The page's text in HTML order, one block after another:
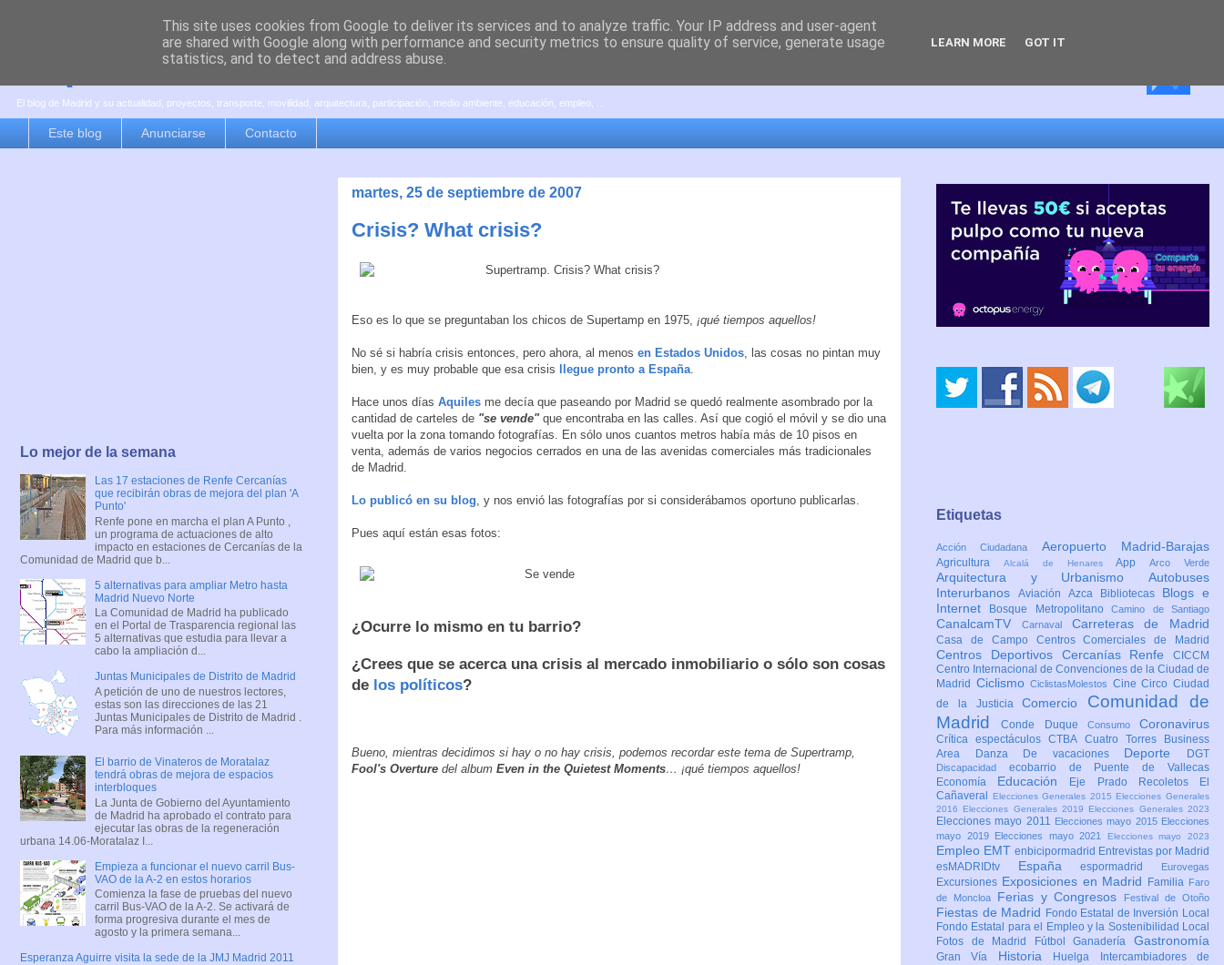
es por madrid
El blog de Madrid y su actualidad, proyectos, transporte, movilidad, arquitectura, participación, medio ambiente, educación, empleo, ...
Este blog Anunciarse Contacto
martes, 25 de septiembre de 2007
Crisis? What crisis?
Eso es lo que se preguntaban los chicos de Supertamp en 1975, ¡qué tiempos aquellos!
No sé si habría crisis entonces, pero ahora, al menos en Estados Unidos , las cosas no pintan muy
bien, y es muy probable que esa crisis
llegue pronto a España
Hace unos días Aquiles me decía que paseando por Madrid se quedó realmente asombrado por la
cantidad de carteles de "se vende"que encontraba en las calles. Así que cogió el móvil y se dio una
vuelta por la zona tomando fotografías. En sólo unos cuantos metros había más de 10 pisos en
venta, además de varios negocios cerrados en una de las avenidas comerciales más tradicionales
de Madrid.
Lo publicó en su blog , y nos envió las fotografías por si considerábamos oportuno publicarlas.
Pues aquí están esas fotos:
¿Ocurre lo mismo en tu barrio?
¿Crees que se acerca una crisis al mercado inmobiliario o sólo son cosas
de los políticos?
Bueno, mientras decidimos si hay o no hay crisis, podemos recordar este tema de Supertramp,
Fool's Overture del album Even in the Quietest Moments… ¡qué tiempos aquellos!
Lo mejor de la semana
Las 17 estaciones de Renfe Cercanías
que recibirán obras de mejora del plan 'A
Punto'
Renfe pone en marcha el plan A Punto ,
un programa de actuaciones de alto
impacto en estaciones de Cercanías de la
Comunidad de Madrid que b...
5 alternativas para ampliar Metro hasta
Madrid Nuevo Norte
La Comunidad de Madrid ha publicado
en el Portal de Trasparencia regional las
5 alternativas que estudia para llevar a
cabo la ampliación d...
Juntas Municipales de Distrito de Madrid
A petición de uno de nuestros lectores,
estas son las direcciones de las 21
Juntas Municipales de Distrito de Madrid .
Para más información ...
El barrio de Vinateros de Moratalaz
tendrá obras de mejora de espacios
interbloques
La Junta de Gobierno del Ayuntamiento
de Madrid ha aprobado el contrato para
ejecutar las obras de la regeneración
urbana 14.06-Moratalaz I...
Empieza a funcionar el nuevo carril Bus-
VAO de la A-2 en estos horarios
Comienza la fase de pruebas del nuevo
carril Bus-VAO de la A-2. Se activará de
forma progresiva durante el mes de
agosto y la primera semana...
Esperanza Aguirre visita la sede de la JMJ Madrid 2011
Etiquetas
Acción Ciudadana Aeropuerto Madrid-Barajas
Agricultura Alcalá de HenaresAppArco Verde
Arquitectura y Urbanismo Autobuses
Interurbanos Aviación Azca Bibliotecas Blogs e
Internet
Bosque MetropolitanoCamino de Santiago
CanalcamTV Carnaval Carreteras de Madrid
Casa de Campo Centros Comerciales de Madrid
Centros Deportivos Cercanías Renfe CICCM
Centro Internacional de Convenciones de la Ciudad de
Madrid CiclismoCiclistasMolestos CineCircoCiudad
de la JusticiaComercio Comunidad de
MadridConde Duque Consumo Coronavirus
Crítica espectáculosCTBA Cuatro Torres Business
Area
Danza De vacaciones Deporte DGT
Discapacidad ecobarrio de Puente de Vallecas
Economía Educación Eje Prado Recoletos
El
Cañaveral
Elecciones Generales 2015 Elecciones Generales
2016 Elecciones Generales 2019 Elecciones Generales 2023
Elecciones mayo 2011 Elecciones mayo 2015 Elecciones
mayo 2019
Elecciones mayo 2021 Elecciones mayo 2023
Empleo EMT enbicipormadrid Entrevistas por Madrid
esMADRIDtv Españaespormadrid Eurovegas
Excursiones Exposiciones en Madrid Familia Faro
de Moncloa
Ferias y Congresos Festival de Otoño
Fiestas de Madrid Fondo Estatal de Inversión Local
Fondo Estatal para el Empleo y la Sostenibilidad Local
Fotos de Madrid
FútbolGanaderíaGastronomía
Gran Vía Historia Huelga
Intercambiadores de
This site uses cookies from Google to deliver its services and to analyze traffic. Your IP address and user-agent
are shared with Google along with performance and security metrics to ensure quality of service, generate usage
statistics, and to detect and address abuse.
LEARN MORE GOT IT